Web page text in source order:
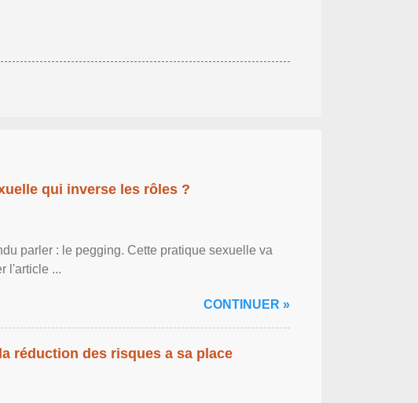
qui inverse les rôles ?
parler : le pegging. Cette pratique sexuelle va
l'article ...
CONTINUER »
réduction des risques a sa place